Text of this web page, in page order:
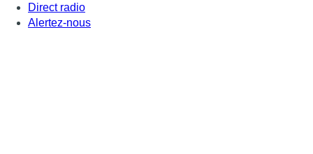
Direct radio
Alertez-nous